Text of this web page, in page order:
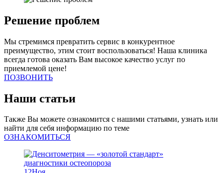
Решение проблем
Мы стремимся превратить сервис в конкурентное
преимущество, этим стоит воспользоваться! Наша клиника
всегда готова оказать Вам высокое качество услуг по
приемлемой цене!
ПОЗВОНИТЬ
Наши статьи
Также Вы можете ознакомится с нашими статьями, узнать или
найти для себя информацию по теме
ОЗНАКОМИТЬСЯ